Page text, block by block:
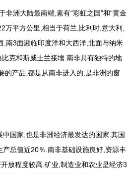
洲大陆最南端,素有“彩虹之国”和“黄金
万平方公里,相当于荷兰,比利时,意大利,
,南3面濒临印度洋和大西洋,北面与纳米
克和斯威士兰接壤.南非具有独特的地
的产品,都是从南非进入的,是非洲的窗
国家,也是非洲经济最发达的国家.其国
产总值近20％.南非基础设施良好,资源丰
放程度较高.矿业,制造业和农业是经济3